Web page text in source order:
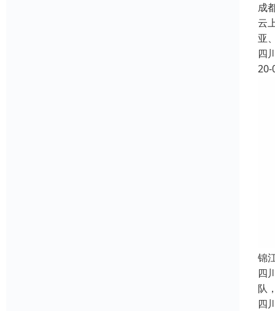
成
云
亚
四
20-
锦
四
队
四